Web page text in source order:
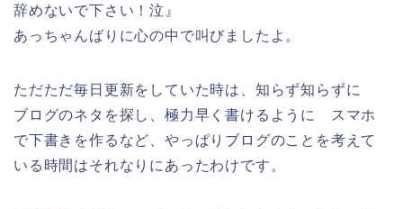
辞めないで下さい！泣』
あっちゃんばりに心の中で叫びましたよ。
ただただ毎日更新をしていた時は、知らず知らずに
ブログのネタを探し、極力早く書けるように スマホ
で下書きを作るなど、やっぱりブログのことを考えて
いる時間はそれなりにあったわけです。